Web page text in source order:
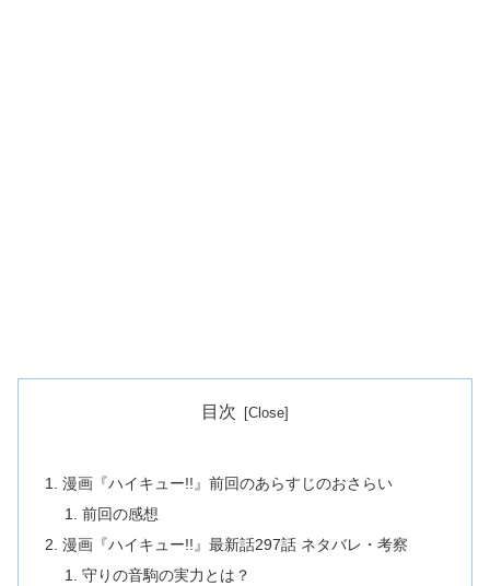
目次
漫画『ハイキュー!!』前回のあらすじのおさらい
前回の感想
漫画『ハイキュー!!』最新話297話 ネタバレ・考察
守りの音駒の実力とは？